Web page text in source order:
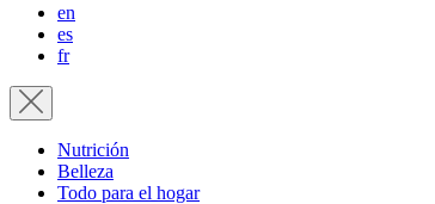
en
es
fr
Nutrición
Belleza
Todo para el hogar